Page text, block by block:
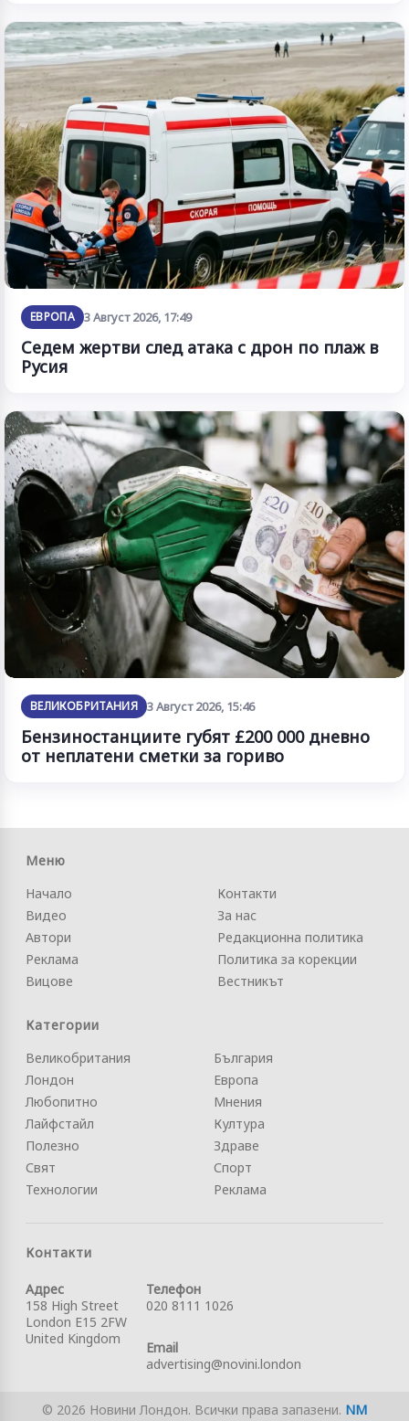
ЕВРОПА 3 Август 2026, 17:49
Седем жертви след атака с дрон по плаж в
Русия
ВЕЛИКОБРИТАНИЯ 3 Август 2026, 15:46
Бензиностанциите губят £200 000 дневно
от неплатени сметки за гориво
Меню
Начало
Видео
Автори
Реклама
Вицове
Контакти
За нас
Редакционна политика
Политика за корекции
Вестникът
Категории
Великобритания
Лондон
Любопитно
Лайфстайл
Полезно
Свят
Технологии
България
Европа
Мнения
Култура
Здраве
Спорт
Реклама
Контакти
Адрес
158 High Street
London E15 2FW
United Kingdom
Телефон
020 8111 1026
Email
advertising@novini.london
© 2026 Новини Лондон. Всички права запазени. NM